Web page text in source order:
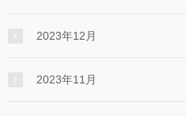
2023年12月
2023年11月